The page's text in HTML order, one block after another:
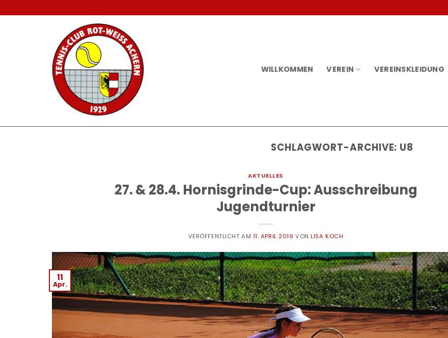
Inhalt
WILLKOMMEN VEREIN VEREINSKLEIDUNG
SCHLAGWORT-ARCHIVE: U8
AKTUELLES
27. & 28.4. Hornisgrinde-Cup: Ausschreibung
Jugendturnier
VERÖFFENTLICHT AM 11. APRIL 2019 VONLISA KOCH
11
Apr.